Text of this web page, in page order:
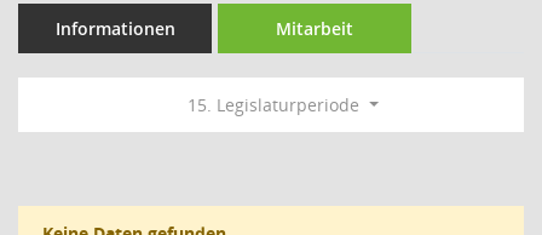
Informationen Mitarbeit
15. Legislaturperiode